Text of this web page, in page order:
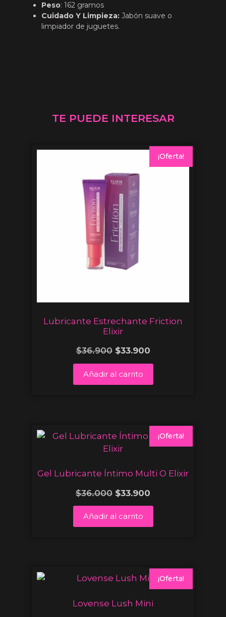
Peso: 162 gramos
Cuidado Y Limpieza: Jabón suave o
limpiador de juguetes.
TE PUEDE INTERESAR
¡Oferta!
Lubricante Estrechante Friction
Elixir
$36.900 $33.900
Añadir al carrito
¡Oferta!
Gel Lubricante Íntimo Multi O Elixir
$36.000 $33.900
Añadir al carrito
¡Oferta!
Lovense Lush Mini